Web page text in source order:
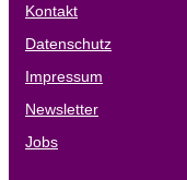
Kontakt
Datenschutz
Impressum
Newsletter
Jobs